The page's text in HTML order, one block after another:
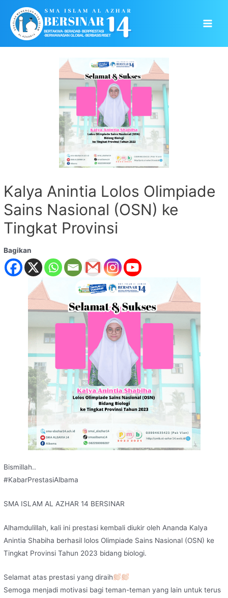
content
Kalya Anintia Lolos Olimpiade
Sains Nasional (OSN) ke
Tingkat Provinsi
Bagikan
Bismillah..
#KabarPrestasiAlbama
SMA ISLAM AL AZHAR 14 BERSINAR
Alhamdulillah, kali ini prestasi kembali diukir oleh Ananda Kalya
Anintia Shabiha berhasil lolos Olimpiade Sains Nasional (OSN) ke
Tingkat Provinsi Tahun 2023 bidang biologi.
Selamat atas prestasi yang diraih
Semoga menjadi motivasi bagi teman-teman yang lain untuk terus